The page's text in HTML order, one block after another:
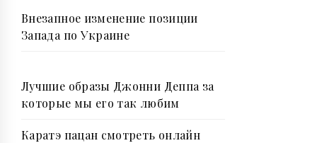
Внезапное изменение позиции
Запада по Украине
Лучшие образы Джонни Деппа за
которые мы его так любим
Каратэ пацан смотреть онлайн